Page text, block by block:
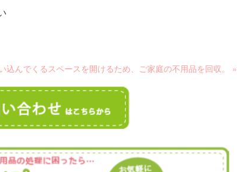
込んでくるスペースを開けるため、ご家庭の不用品を回収。 »